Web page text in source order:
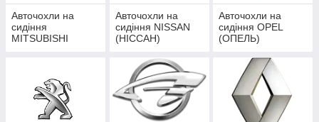
Авточохли на
сидіння
MITSUBISHI
Авточохли на
сидіння NISSAN
(НІССАН)
Авточохли на
сидіння OPEL
(ОПЕЛЬ)